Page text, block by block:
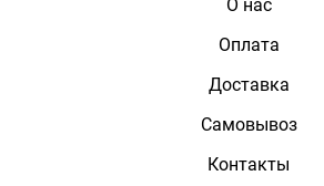
О нас
Оплата
Доставка
Самовывоз
Контакты